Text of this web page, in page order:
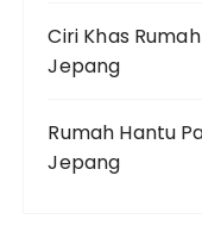
Ciri Khas
Jepang
Rumah Hantu
Jepang